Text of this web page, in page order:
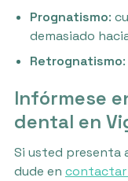
Prognatismo:
demasiado
Retrognatismo
Infórmese
dental en
Si usted presenta
dude en contactar